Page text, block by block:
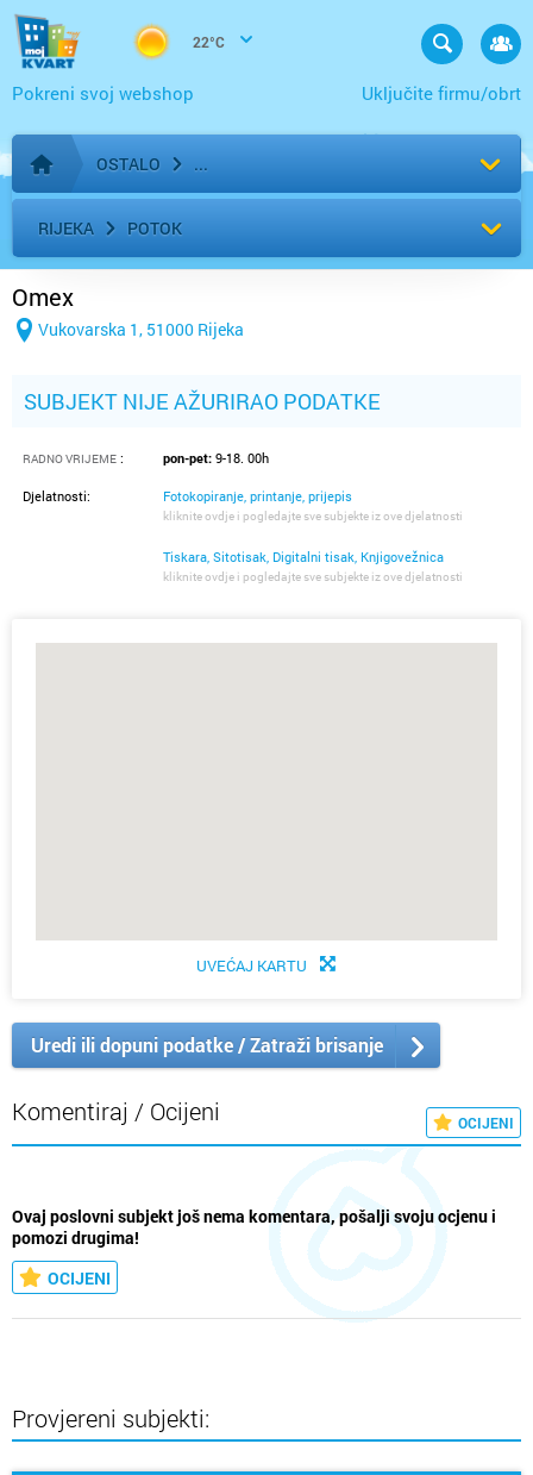
22°C
Uključite firmu/obrt
Pokreni svoj webshop
Početna stranica
OSTALO
RIJEKA POTOK
Omex
Vukovarska 1, 51000 Rijeka
SUBJEKT NIJE AŽURIRAO PODATKE
RADNO VRIJEME: pon-pet:9-18. 00h
Djelatnosti: Fotokopiranje, printanje, prijepis
kliknite ovdje i pogledajte sve subjekte iz ove djelatnosti
Tiskara, Sitotisak, Digitalni tisak, Knjigovežnica
kliknite ovdje i pogledajte sve subjekte iz ove djelatnosti
UVEĆAJ KARTU
Uredi ili dopuni podatke / Zatraži brisanje
Komentiraj / Ocijeni OCIJENI
Ovaj poslovni subjekt još nema komentara, pošalji svoju ocjenu i
pomozi drugima!
OCIJENI
Provjereni subjekti: